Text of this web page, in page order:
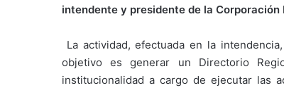
intendente y presidente de la Corporación
La actividad, efectuada en la
objetivo es generar un Directorio
institucionalidad a cargo de ejecutar las